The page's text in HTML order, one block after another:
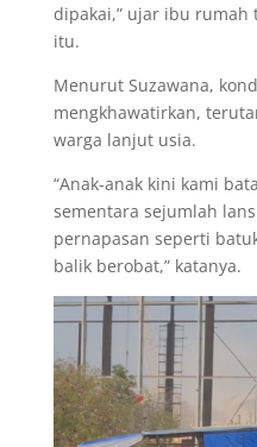
dipakai,” ujar ibu rumah
itu.
Menurut Suzawana,
mengkhawatirkan,
warga lanjut usia.
“Anak-anak kini kami
sementara sejumlah
pernapasan seperti
balik berobat,” katanya.